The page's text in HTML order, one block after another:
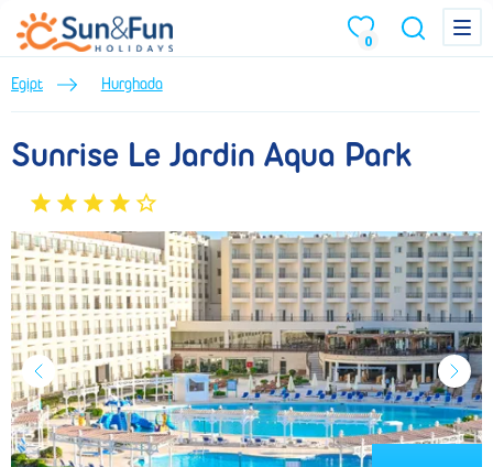
0
Menu Menu
Egipt Hurghada
Sunrise Le Jardin Aqua Park
Sunrise Le Jardin Aqua Park (Lato 2026) • Hurghada • Egipt • BP